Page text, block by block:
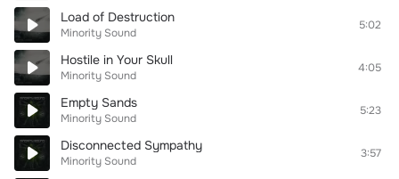
Load of Destruction
Minority Sound
5:02
Hostile in Your Skull
Minority Sound
4:05
Empty Sands
Minority Sound
5:23
Disconnected Sympathy
Minority Sound
3:57